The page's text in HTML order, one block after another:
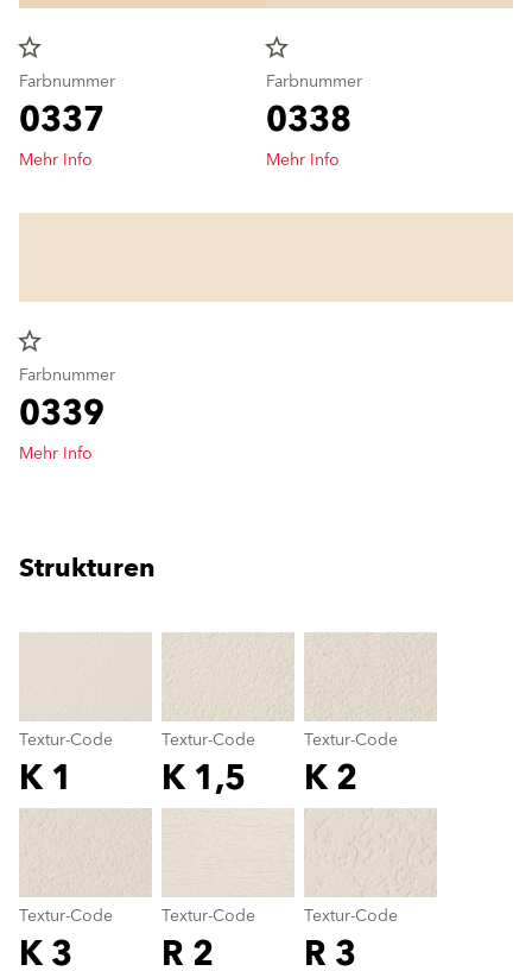
star_border
Farbnummer
0337
Mehr Info
star_border
Farbnummer
0338
Mehr Info
star_border
Farbnummer
0339
Mehr Info
Strukturen
Textur-Code
K 1
Textur-Code
K 1,5
Textur-Code
K 2
Textur-Code
K 3
Textur-Code
R 2
Textur-Code
R 3
Textur-Code
color_name